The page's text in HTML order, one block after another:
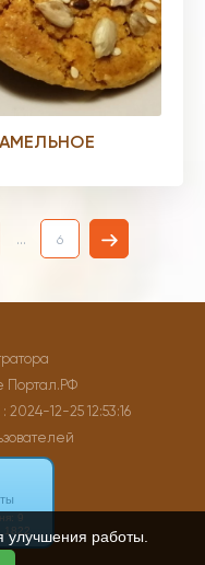
... 6
Портал.РФ
: 2024-12-25 12:53:16
улучшения работы.